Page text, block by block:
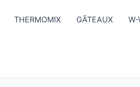
THERMOMIX GÂTEAUX W-